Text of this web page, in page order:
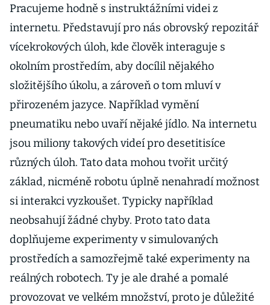
Pracujeme hodně s instruktážními videi z
internetu. Představují pro nás obrovský repozitář
vícekrokových úloh, kde člověk interaguje s
okolním prostředím, aby docílil nějakého
složitějšího úkolu, a zároveň o tom mluví v
přirozeném jazyce. Například vymění
pneumatiku nebo uvaří nějaké jídlo. Na internetu
jsou miliony takových videí pro desetitisíce
různých úloh. Tato data mohou tvořit určitý
základ, nicméně robotu úplně nenahradí možnost
si interakci vyzkoušet. Typicky například
neobsahují žádné chyby. Proto tato data
doplňujeme experimenty v simulovaných
prostředích a samozřejmě také experimenty na
reálných robotech. Ty je ale drahé a pomalé
provozovat ve velkém množství, proto je důležité